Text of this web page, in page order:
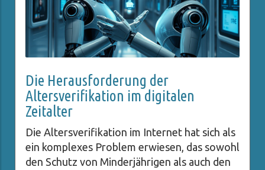
Die Herausforderung der
Altersverifikation im digitalen
Zeitalter
Die Altersverifikation im Internet hat sich als
ein komplexes Problem erwiesen, das sowohl
den Schutz von Minderjährigen als auch den